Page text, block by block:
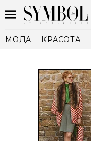
МОДА КРАСОТА